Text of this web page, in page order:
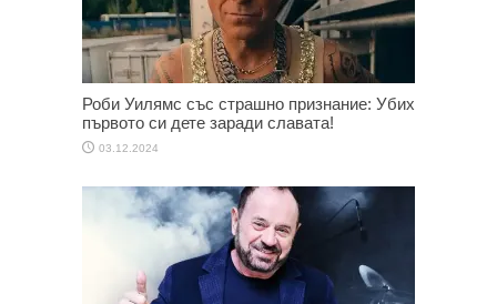
Роби Уилямс със страшно признание: Убих
първото си дете заради славата!
03.12.2024